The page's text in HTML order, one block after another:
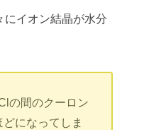
にイオン結晶が水分
の間のクーロン
になってしま